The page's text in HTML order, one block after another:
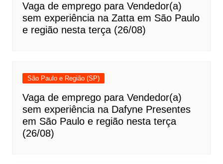
Vaga de emprego para Vendedor(a)
sem experiência na Zatta em São Paulo
e região nesta terça (26/08)
São Paulo e Região (SP)
Vaga de emprego para Vendedor(a)
sem experiência na Dafyne Presentes
em São Paulo e região nesta terça
(26/08)